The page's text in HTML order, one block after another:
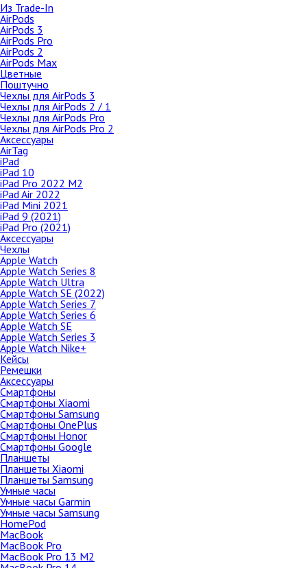
256Gb
Чехлы
Защитные стёкла
iPhone 11 Pro
64Gb
256Gb
512Gb
Чехлы
Защитные стёкла
iPhone 11 Pro Max
64Gb
256Gb
512Gb
Чехлы
Защитные стёкла
iPhone XS
64Gb
256Gb
512Gb
Чехлы
Защитные стёкла
Кабели
Зарядные устройства
Автомобильные зарядные
устройства
Автомобильные держатели
Внешние аккумуляторы
Наушники
iPhone XS Max
64Gb
256Gb
512Gb
Из Trade-In
AirPods
AirPods 3
AirPods Pro
AirPods 2
AirPods Max
Цветные
Поштучно
Чехлы для AirPods 3
Чехлы для AirPods 2 / 1
Чехлы для AirPods Pro
Чехлы для AirPods Pro 2
Аксессуары
AirTag
iPad
iPad 10
iPad Pro 2022 M2
iPad Air 2022
iPad Mini 2021
iPad 9 (2021)
iPad Pro (2021)
Аксессуары
Чехлы
Apple Watch
Apple Watch Series 8
Apple Watch Ultra
Apple Watch SE (2022)
Apple Watch Series 7
Apple Watch Series 6
Apple Watch SE
Apple Watch Series 3
Apple Watch Nike+
Кейсы
Ремешки
Аксессуары
Смартфоны
Смартфоны Xiaomi
Смартфоны Samsung
Смартфоны OnePlus
Смартфоны Honor
Смартфоны Google
Планшеты
Планшеты Xiaomi
Планшеты Samsung
Умные часы
Умные часы Garmin
Умные часы Samsung
HomePod
MacBook
MacBook Pro
MacBook Pro 13 M2